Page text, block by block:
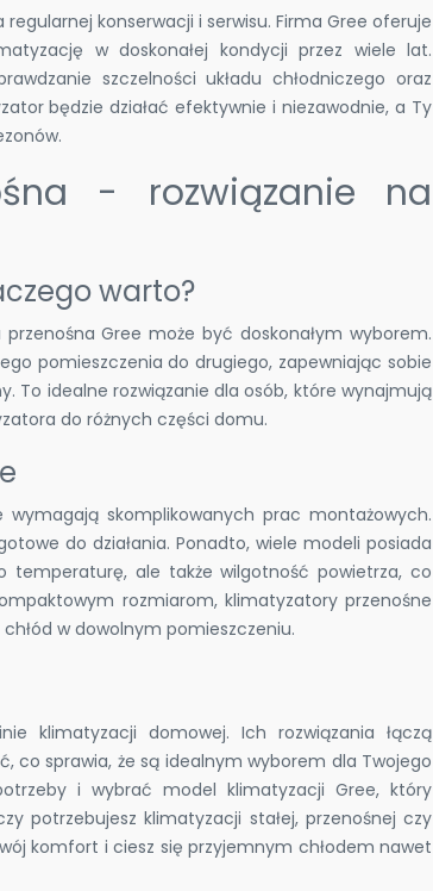
konserwacji i serwisu. Firma Gree oferuje
w doskonałej kondycji przez wiele lat.
szczelności układu chłodniczego oraz
będzie działać efektywnie i niezawodnie, a Ty
- rozwiązanie na
warto?
Gree może być doskonałym wyborem.
pomieszczenia do drugiego, zapewniając sobie
To idealne rozwiązanie dla osób, które wynajmują
do różnych części domu.
skomplikowanych prac montażowych.
do działania. Ponadto, wiele modeli posiada
temperaturę, ale także wilgotność powietrza, co
rozmiarom, klimatyzatory przenośne
w dowolnym pomieszczeniu.
klimatyzacji domowej. Ich rozwiązania łączą
co sprawia, że są idealnym wyborem dla Twojego
i wybrać model klimatyzacji Gree, który
potrzebujesz klimatyzacji stałej, przenośnej czy
komfort i ciesz się przyjemnym chłodem nawet